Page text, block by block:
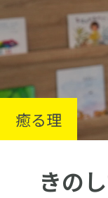
癒る理
きの